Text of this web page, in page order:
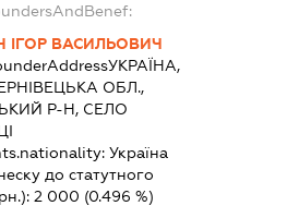
ІГОР ВАСИЛЬОВИЧ
УКРАЇНА,
ОБЛ.,
Р-Н, СЕЛО
Україна
до статутного
2 000 (0.496 %)